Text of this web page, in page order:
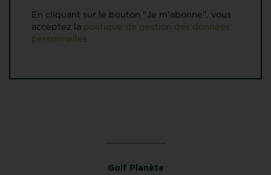
En cliquant sur le bouton "Je m'abonne", vous
acceptez la politique de gestion des données
personnelles.
Golf Planète